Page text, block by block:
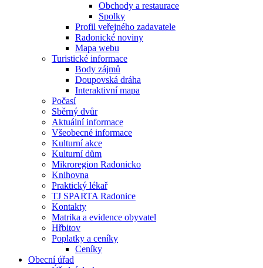
Obchody a restaurace
Spolky
Profil veřejného zadavatele
Radonické noviny
Mapa webu
Turistické informace
Body zájmů
Doupovská dráha
Interaktivní mapa
Počasí
Sběrný dvůr
Aktuální informace
Všeobecné informace
Kulturní akce
Kulturní dům
Mikroregion Radonicko
Knihovna
Praktický lékař
TJ SPARTA Radonice
Kontakty
Matrika a evidence obyvatel
Hřbitov
Poplatky a ceníky
Ceníky
Obecní úřad